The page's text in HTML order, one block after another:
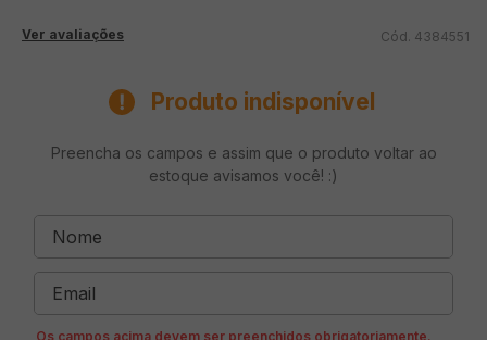
Ver avaliações 4384551
Produto indisponível
Preencha os campos e assim que o produto voltar ao
estoque avisamos você! :)